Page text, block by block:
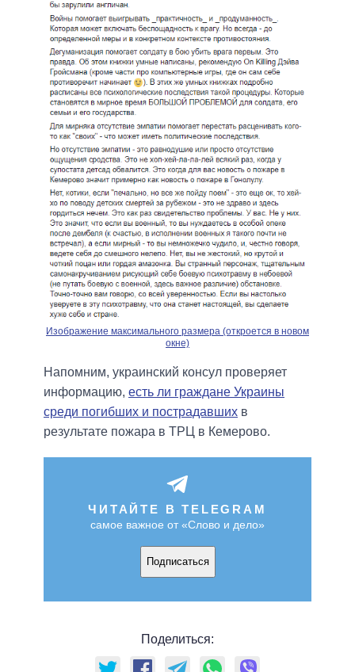
Изображение максимального размера (откроется в новом
окне)
Напомним, украинский консул проверяет
информацию, есть ли граждане Украины
среди погибших и пострадавших в
результате пожара в ТРЦ в Кемерово.
ЧИТАЙТЕ В TELEGRAM
самое важное от «Слово и дело»
Подписаться
Поделиться: